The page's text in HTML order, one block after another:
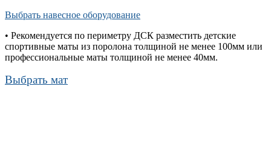
Выбрать навесное оборудование
• Рекомендуется по периметру ДСК разместить детские
спортивные маты из поролона толщиной не менее 100мм или
профессиональные маты толщиной не менее 40мм.
Выбрать мат